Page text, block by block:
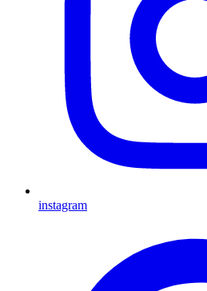
instagram